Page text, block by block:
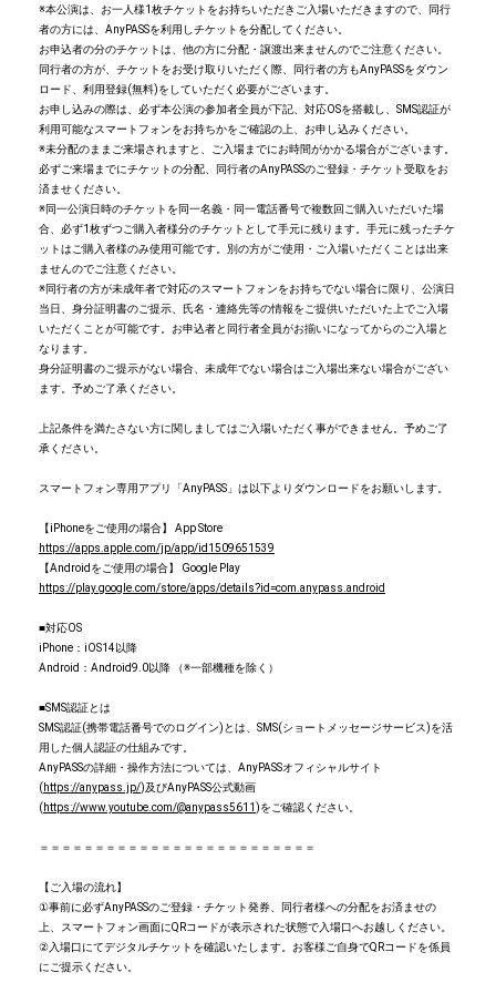
※本公演は、お一人様1枚チケットをお持ちいただきご入場いただきますので、同行
者の方には、AnyPASSを利用しチケットを分配してください。
お申込者の分のチケットは、他の方に分配・譲渡出来ませんのでご注意ください。
同行者の方が、チケットをお受け取りいただく際、同行者の方もAnyPASSをダウン
ロード、利用登録(無料)をしていただく必要がございます。
お申し込みの際は、必ず本公演の参加者全員が下記、対応OSを搭載し、SMS認証が
利用可能なスマートフォンをお持ちかをご確認の上、お申し込みください。
※未分配のままご来場されますと、ご入場までにお時間がかかる場合がございます。
必ずご来場までにチケットの分配、同行者のAnyPASSのご登録・チケット受取をお
済ませください。
※同一公演日時のチケットを同一名義・同一電話番号で複数回ご購入いただいた場
合、必ず1枚ずつご購入者様分のチケットとして手元に残ります。手元に残ったチケ
ットはご購入者様のみ使用可能です。別の方がご使用・ご入場いただくことは出来
ませんのでご注意ください。
※同行者の方が未成年者で対応のスマートフォンをお持ちでない場合に限り、公演日
当日、身分証明書のご提示、氏名・連絡先等の情報をご提供いただいた上でご入場
いただくことが可能です。お申込者と同行者全員がお揃いになってからのご入場と
なります。
身分証明書のご提示がない場合、未成年でない場合はご入場出来ない場合がござい
ます。予めご了承ください。
上記条件を満たさない方に関しましてはご入場いただく事ができません。予めご了
承ください。
スマートフォン専用アプリ「AnyPASS」は以下よりダウンロードをお願いします。
【iPhoneをご使用の場合】 App Store
https://apps.apple.com/jp/app/id1509651539
【Androidをご使用の場合】 Google Play
https://play.google.com/store/apps/details?id=com.anypass.android
■対応OS
iPhone：iOS14以降
Android：Android9.0以降 （※一部機種を除く）
■SMS認証とは
SMS認証(携帯電話番号でのログイン)とは、SMS(ショートメッセージサービス)を活
用した個人認証の仕組みです。
AnyPASSの詳細・操作方法については、AnyPASSオフィシャルサイト
( https://anypass.jp/)及びAnyPASS公式動画
( https://www.youtube.com/@anypass5611 )をご確認ください。
＝＝＝＝＝＝＝＝＝＝＝＝＝＝＝＝＝＝＝＝＝＝＝＝＝
【ご入場の流れ】
①事前に必ずAnyPASSのご登録・チケット発券、同行者様への分配をお済ませの
上、スマートフォン画面にQRコードが表示された状態で入場口へお越しください。
②入場口にてデジタルチケットを確認いたします。お客様ご自身でQRコードを係員
にご提示ください。